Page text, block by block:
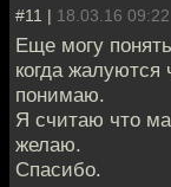
#11 | 18.03.16 09:22
Еще могу
когда жалуются
понимаю.
Я считаю что
желаю.
Спасибо.